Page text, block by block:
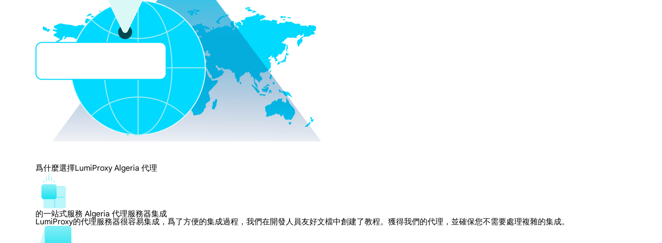
爲什麼選擇LumiProxy Algeria 代理
的一站式服務 Algeria 代理服務器集成
LumiProxy的代理服務器很容易集成，爲了方便的集成過程，我們在開發人員友好文檔中創建了教程。獲得我們的代理，並確保您不需要處理複雜的集成。